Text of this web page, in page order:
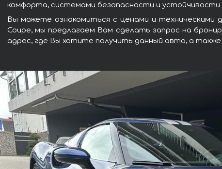
комфорта, системами безопасности и устойчивости
Вы можете ознакомиться с ценами и
Coupe, мы предлагаем Вам сделать запрос на
адрес, где Вы хотите получить данный авто, а